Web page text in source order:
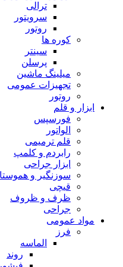
ترالی
سرویتور
روتور
کوره ها
سینتر
پرسلن
میلینگ ماشین
تجهیزات عمومی
روتور
ابزار و قلم
فورسپس
الواتور
قلم ترمیمی
رابردم و کلمپ
ابزار جراحی
سوزنگیر و
قیچی
ظرف و ظروف
جراحی
مواد عمومی
فرز
الماسه
روند